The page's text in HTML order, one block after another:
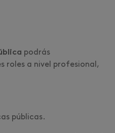
podrás
roles a nivel profesional,
públicas.